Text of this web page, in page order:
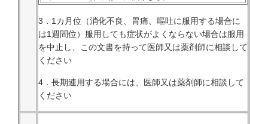
3．1カ月位（消化不良、胃痛、嘔吐に服用する場合に
は1週間位）服用しても症状がよくならない場合は服用
を中止し、この文書を持って医師又は薬剤師に相談して
ください
4．長期連用する場合には、医師又は薬剤師に相談して
ください